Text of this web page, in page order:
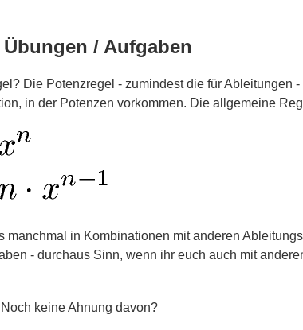
/ Aufgaben
Die Potenzregel - zumindest die für Ableitungen
in der Potenzen vorkommen. Die allgemeine
manchmal in Kombinationen mit anderen
- durchaus Sinn, wenn ihr euch auch mit
keine Ahnung davon?